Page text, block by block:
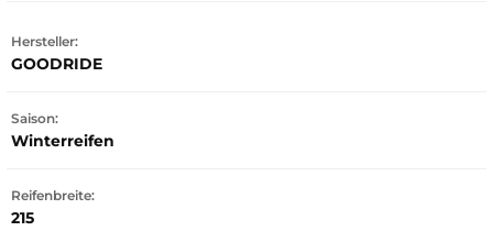
Hersteller:
GOODRIDE
Saison:
Winterreifen
Reifenbreite:
215